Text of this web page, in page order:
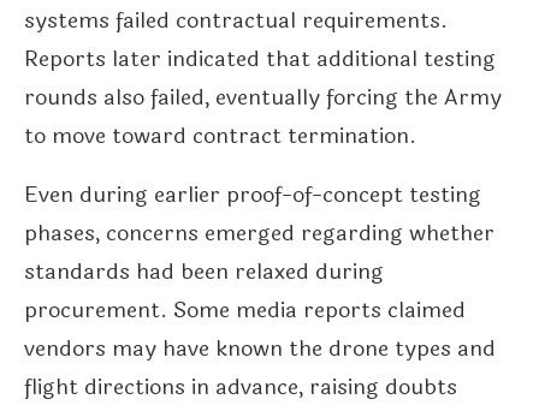
systems failed contractual requirements.
Reports later indicated that additional testing
rounds also failed, eventually forcing the Army
to move toward contract termination.
Even during earlier proof-of-concept testing
phases, concerns emerged regarding whether
standards had been relaxed during
procurement. Some media reports claimed
vendors may have known the drone types and
flight directions in advance, raising doubts